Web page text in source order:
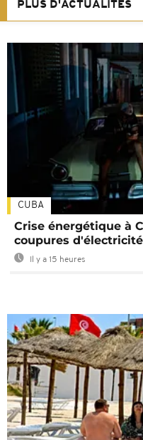
PLUS D'ACTUALITÉS
CUBA
Crise énergétique à
coupures d'électricité
Il y a 15 heures